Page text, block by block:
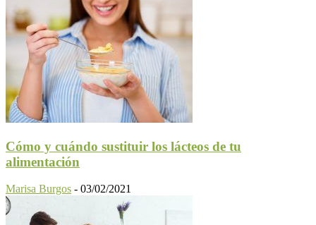
Cómo y cuándo sustituir los lácteos de tu
alimentación
Marisa Burgos - 03/02/2021